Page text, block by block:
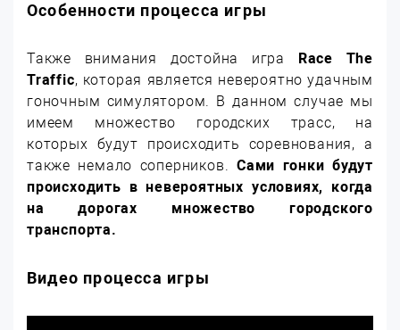
Особенности процесса игры
Также внимания достойна игра
Race The
Traffic, которая является невероятно удачным
гоночным симулятором. В данном случае мы
имеем множество городских трасс, на
которых будут происходить соревнования, а
также немало соперников. Сами гонки будут
происходить в невероятных условиях, когда
на дорогах множество городского
транспорта.
Видео процесса игры